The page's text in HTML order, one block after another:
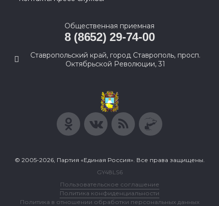
Общественная приемная
8 (8652) 29-74-00
Ставропольский край, город Ставрополь, просп.
Октябрьской Революции, 31
© 2005-2026, Партия «Единая Россия». Все права защищены.
GY48LS6
Пользовательское соглашение
Политика конфиденциальности
Политика в отношении обработки персональных данных